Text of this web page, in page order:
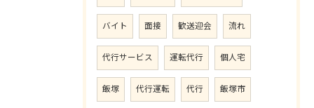
バイト 面接 歓送迎会 流れ
代行サービス 運転代行 個人宅
飯塚 代行運転 代行 飯塚市